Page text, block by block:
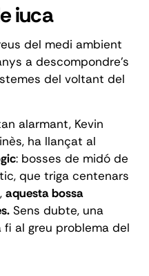
iuca
del medi ambient
a descompondre's
del voltant del
alarmant, Kevin
ha llançat al
: bosses de midó de
que triga centenars
aquesta bossa
Sens dubte, una
al greu problema del